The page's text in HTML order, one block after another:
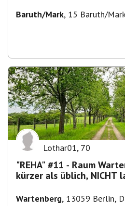
Baruth/Mark, 15 Baruth/
Lothar01, 70
"REHA" #11 - Raum
kürzer als üblich, NICHT
Wartenberg, 13059 Berlin,